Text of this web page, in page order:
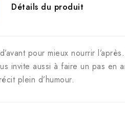
Détails du produit
pour mieux nourrir
invite aussi à faire un pas en
plein d’humour.